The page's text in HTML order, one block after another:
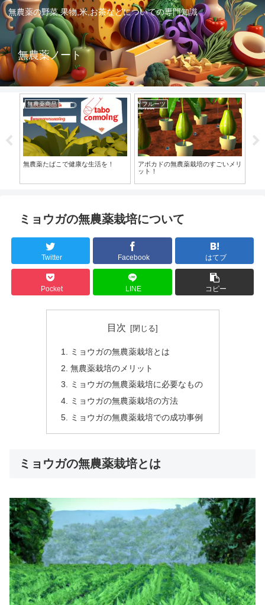
無農薬の野菜,果物,米,お茶などについての専門知識
無農薬ノート
無農薬商品
無農薬たばこで健康な生活を！
フルーツ
アボカドの無農薬栽培のすごいメリ
ット！
ミョウガの無農薬栽培について
Twitter Facebook はてブ
Pocket LINE コピー
目次
ミョウガの無農薬栽培とは
無農薬栽培のメリット
ミョウガの無農薬栽培に必要なもの
ミョウガの無農薬栽培の方法
ミョウガの無農薬栽培での成功事例
ミョウガの無農薬栽培とは